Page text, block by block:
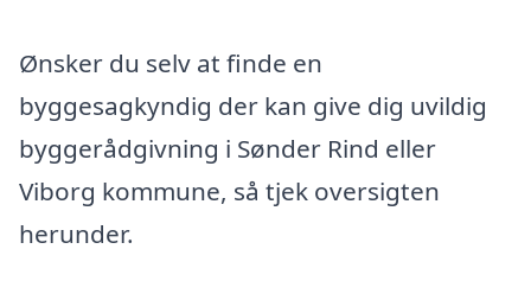
Ønsker du selv at finde en
byggesagkyndig der kan give dig uvildig
byggerådgivning i Sønder Rind eller
Viborg kommune, så tjek oversigten
herunder.